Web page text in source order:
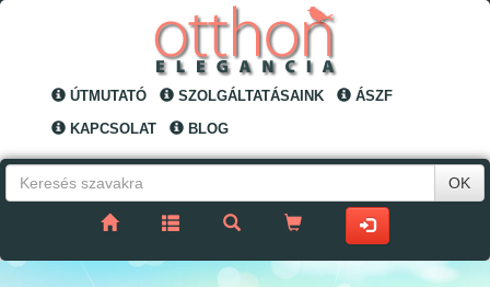
ÚTMUTATÓ SZOLGÁLTATÁSAINK
ÁSZF
KAPCSOLAT
BLOG
OK